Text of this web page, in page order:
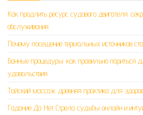
Как продлить ресурс судового двигателя:
обслуживания
Почему посещение термальных источников
Банные процедуры: как правильно париться
удовольствия
Тайский массаж: древняя практика для
Гадание Да Нет Стрела судьбы онлайн и